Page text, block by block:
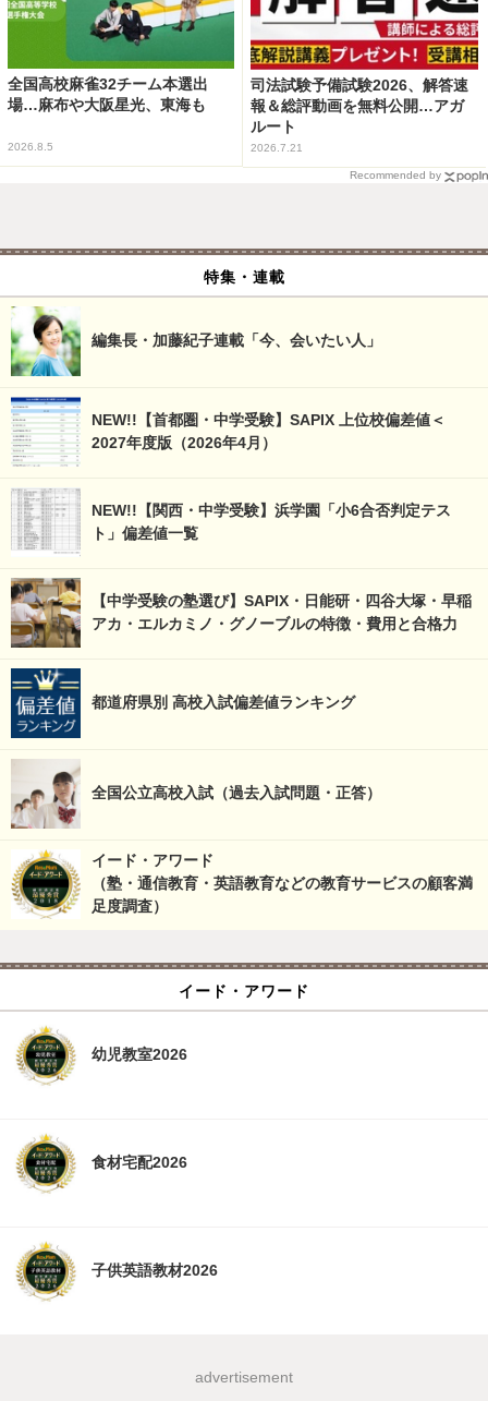
全国高校麻雀32チーム本選出
場…麻布や大阪星光、東海も
2026.8.5
司法試験予備試験2026、解答速
報＆総評動画を無料公開…アガ
ルート
2026.7.21
Recommended by
特集・連載
編集長・加藤紀子連載「今、会いたい人」
NEW!!【首都圏・中学受験】SAPIX 上位校偏差値＜
2027年度版（2026年4月）
NEW!!【関西・中学受験】浜学園「小6合否判定テス
ト」偏差値一覧
【中学受験の塾選び】SAPIX・日能研・四谷大塚・早稲
アカ・エルカミノ・グノーブルの特徴・費用と合格力
都道府県別 高校入試偏差値ランキング
全国公立高校入試（過去入試問題・正答）
イード・アワード
（塾・通信教育・英語教育などの教育サービスの顧客満
足度調査）
イード・アワード
幼児教室2026
食材宅配2026
子供英語教材2026
advertisement